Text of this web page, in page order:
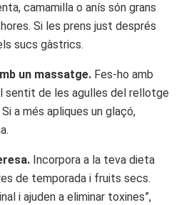
camamilla o anís són grans
Si les prens just després
sucs gàstrics.
un massatge. Fes-ho amb
sentit de les agulles del rellotge
a més apliques un glaçó,
Incorpora a la teva dieta
de temporada i fruits secs.
i ajuden a eliminar toxines”,